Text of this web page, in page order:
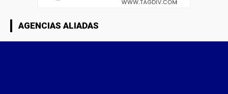
AGENCIAS ALIADAS